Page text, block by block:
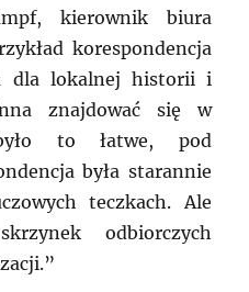
kierownik biura
korespondencja
dla lokalnej historii i
znajdować się w
to łatwe, pod
była starannie
teczkach. Ale
odbiorczych